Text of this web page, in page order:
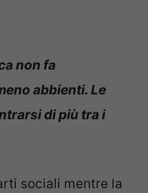
non fa
abbienti. Le
di più tra i
sociali mentre la